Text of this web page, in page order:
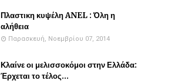
Πλαστικη κυψέλη ANEL : Όλη η
αλήθεια
Παρασκευή, Νοεμβρίου 07, 2014
Κλαίνε οι μελισσοκόμοι στην Ελλάδα:
Έρχεται το τέλος...